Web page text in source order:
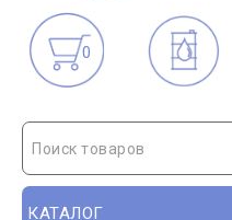
0
Поиск товаров
КАТАЛОГ